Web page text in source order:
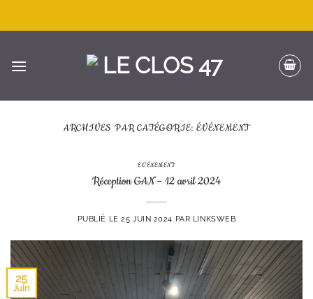
ARCHIVES PAR CATÉGORIE: ÉVÉNEMENT
ÉVÉNEMENT
Réception GAN – 12 avril 2024
PUBLIÉ LE25 JUIN 2024 PAR LINKSWEB
25
Juin